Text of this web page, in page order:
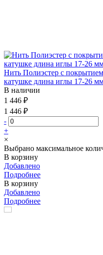
Нить Полиэстер с
катушке длина иглы 17-26
В наличии
1 446 ₽
1 446 ₽
-
+
×
Выбрано максимальное
В корзину
Добавлено
Подробнее
В корзину
Добавлено
Подробнее